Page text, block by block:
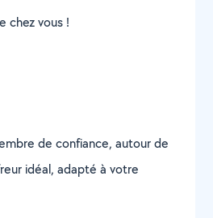
chez vous !
de confiance, autour de
idéal, adapté à votre